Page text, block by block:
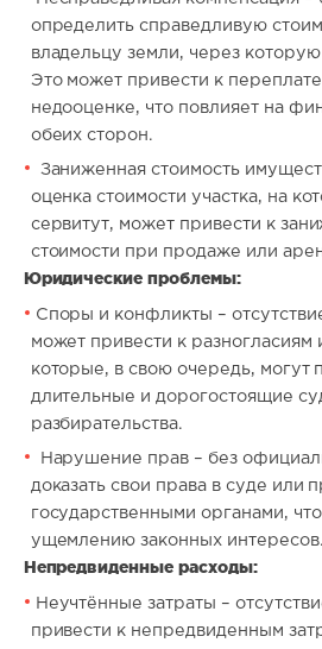
определить справедливую
владельцу земли, через
Это может привести к
недооценке, что повлияет на
обеих сторон.
Заниженная стоимость
оценка стоимости участка, на
сервитут, может привести к
стоимости при продаже или
Юридические проблемы:
Споры и конфликты –
может привести к разногласиям
которые, в свою очередь, могут
длительные и дорогостоящие
разбирательства.
Нарушение прав – без
доказать свои права в суде или
государственными органами,
ущемлению законных интересов.
Непредвиденные расходы:
Неучтённые затраты –
привести к непредвиденным